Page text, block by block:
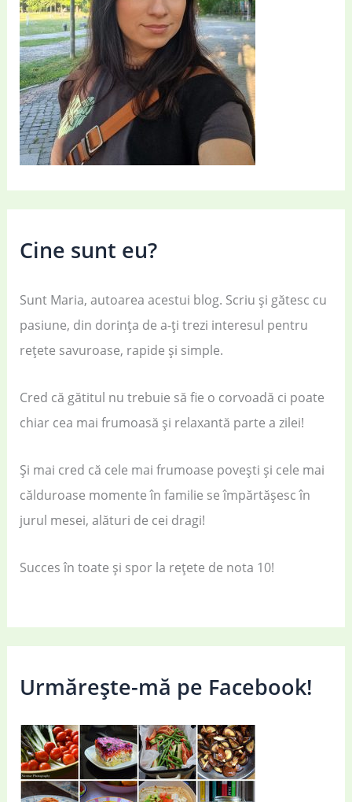
Cine sunt eu?
Sunt Maria, autoarea acestui blog. Scriu și gătesc cu
pasiune, din dorința de a-ți trezi interesul pentru
rețete savuroase, rapide și simple.
Cred că gătitul nu trebuie să fie o corvoadă ci poate
chiar cea mai frumoasă și relaxantă parte a zilei!
Și mai cred că cele mai frumoase povești și cele mai
călduroase momente în familie se împărtășesc în
jurul mesei, alături de cei dragi!
Succes în toate și spor la rețete de nota 10!
Urmărește-mă pe Facebook!